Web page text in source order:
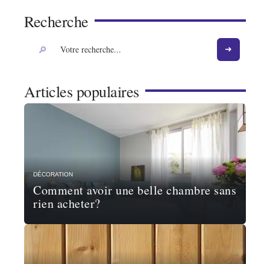
Recherche
Articles populaires
DÉCORATION
Comment avoir une belle chambre sans
rien acheter?